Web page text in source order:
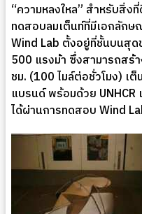
“ความหลงใหล” สำหรับสิ่
ทดสอบลมเต็นท์ที่มีเอกลักษ
Wind Lab ตั้งอยู่ที่ชั้นบนสุด
500 แรงม้า ซึ่งสามารถสร้
ชม. (100 ไมล์ต่อชั่วโมง) เ
แบรนด์ พร้อมด้วย UNHCR
ได้ผ่านการทดสอบ Wind